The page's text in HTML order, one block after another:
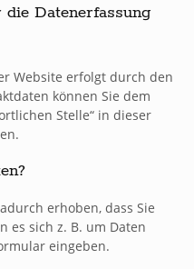
Datenerfassung
Website erfolgt durch den
können Sie dem
Stelle“ in dieser
erhoben, dass Sie
es sich z. B. um Daten
eingeben.